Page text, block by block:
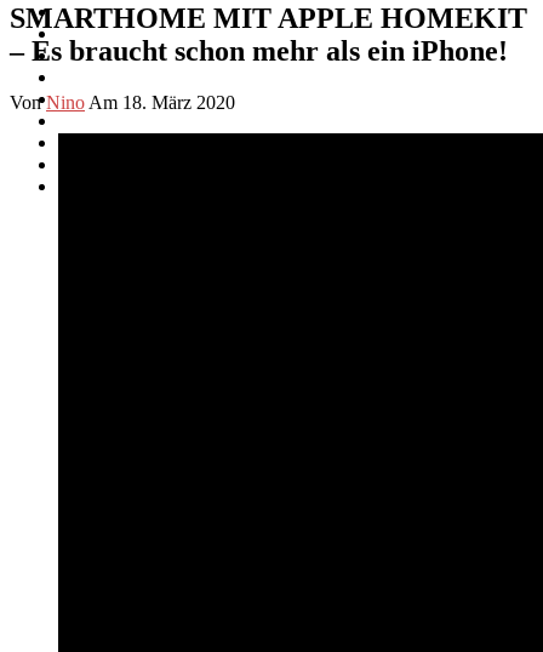
SMARTHOME MIT APPLE HOMEKIT
– Es braucht schon mehr als ein iPhone!
VonNino Am 18. März 2020